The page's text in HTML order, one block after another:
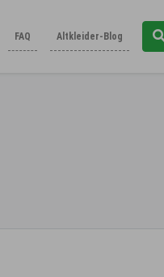
FAQ Altkleider-Blog